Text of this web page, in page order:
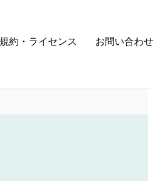
約・ライセンス お問い合わせ